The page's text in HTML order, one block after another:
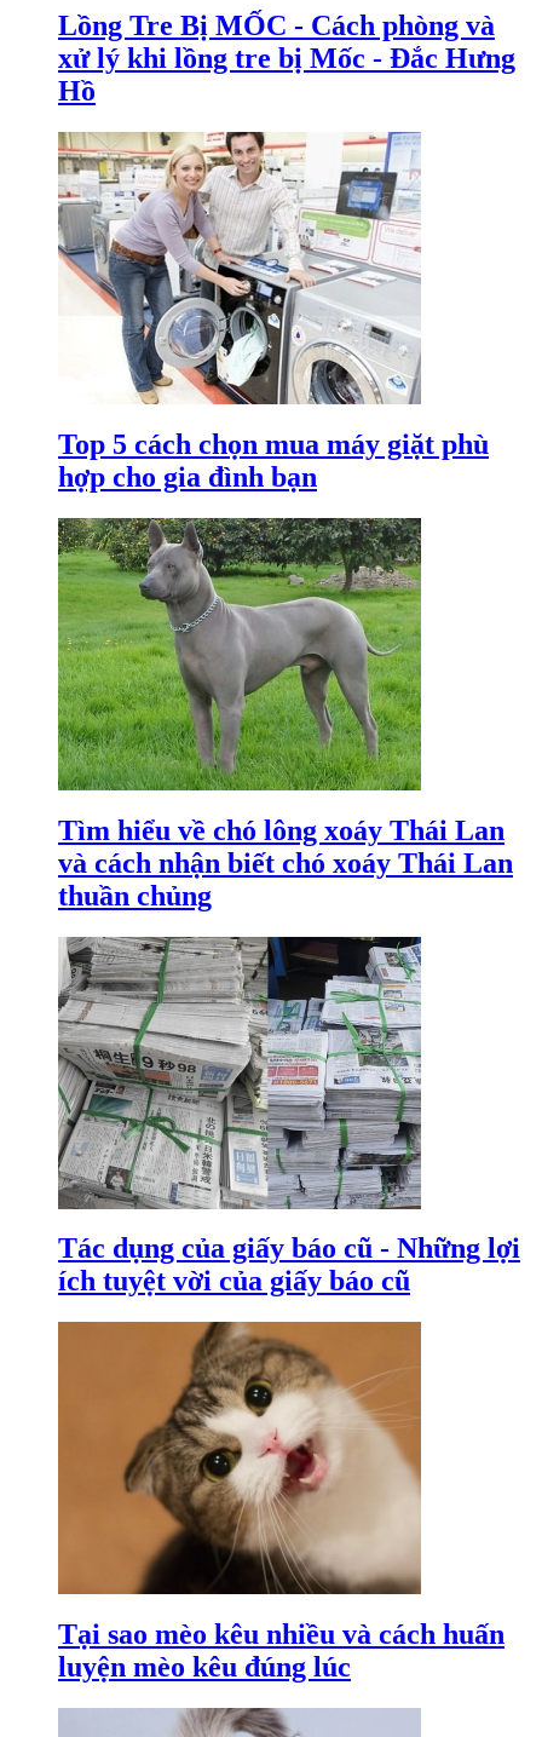
Lồng Tre Bị MỐC - Cách phòng và
xử lý khi lồng tre bị Mốc - Đắc Hưng
Hồ
Top 5 cách chọn mua máy giặt phù
hợp cho gia đình bạn
Tìm hiểu về chó lông xoáy Thái Lan
và cách nhận biết chó xoáy Thái Lan
thuần chủng
Tác dụng của giấy báo cũ - Những lợi
ích tuyệt vời của giấy báo cũ
Tại sao mèo kêu nhiều và cách huấn
luyện mèo kêu đúng lúc